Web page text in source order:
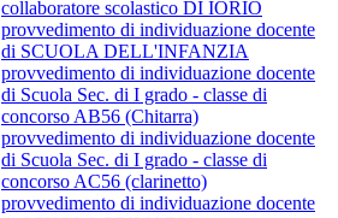
collaboratore scolastico DI IORIO
provvedimento di individuazione docente
di SCUOLA DELL'INFANZIA
provvedimento di individuazione docente
di Scuola Sec. di I grado - classe di
concorso AB56 (Chitarra)
provvedimento di individuazione docente
di Scuola Sec. di I grado - classe di
concorso AC56 (clarinetto)
provvedimento di individuazione docente